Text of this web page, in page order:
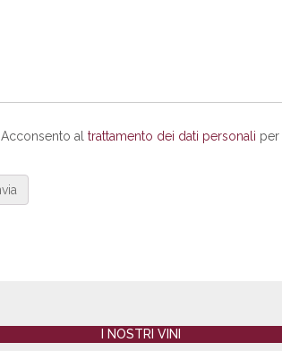
Acconsento al trattamento dei dati personali per
I NOSTRI VINI